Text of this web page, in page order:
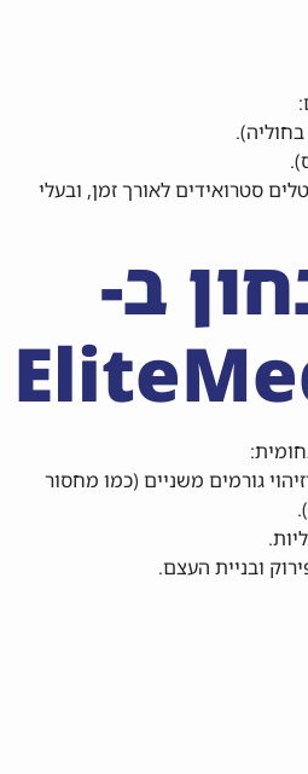
סטרואידים לאורך זמן, ובעלי
ב-
גורמים משניים (כמו מחסור
ובניית העצם.